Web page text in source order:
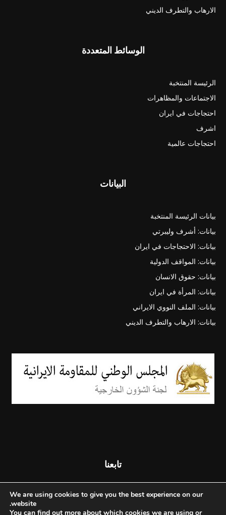
الارهاب والتطرف الديني
الوسائط المتعددة
الرئيسة المنتخبة
الاجتماعات والمظاهرات
احتجاجات في ايران
اشرف
احتجاجات عالمية
البيانات
بيانات الرئيسة المنتخبة
بيانات: أشرف وليبرتي
بيانات: الاحتجاجات في ايران
بيانات: المواقف الدولية
بيانات: حقوق الانسان
بيانات: المرأة في ايران
بيانات: الملف النووي الايراني
بيانات: الارهاب والتطرف الديني
تابعنا
We are using cookies to give you the best experience on our
website.
You can find out more about which cookies we are using or